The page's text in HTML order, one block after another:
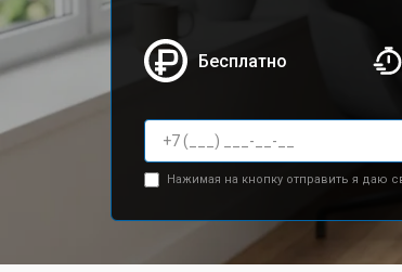
Бесплатно
Нажимая на кнопку отправить я даю